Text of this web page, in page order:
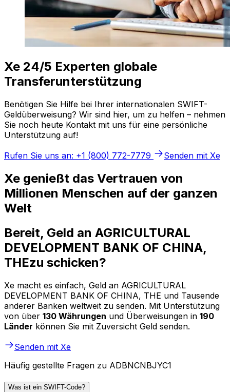
Xe 24/5 Experten globale
Transferunterstützung
Benötigen Sie Hilfe bei Ihrer internationalen SWIFT-
Geldüberweisung? Wir sind hier, um zu helfen – nehmen
Sie noch heute Kontakt mit uns für eine persönliche
Unterstützung auf!
Rufen Sie uns an: +1 (800) 772-7779
Senden mit Xe
Xe genießt das Vertrauen von
Millionen Menschen auf der ganzen
Welt
Bereit, Geld an AGRICULTURAL
DEVELOPMENT BANK OF CHINA,
THEzu schicken?
Xe macht es einfach, Geld an AGRICULTURAL
DEVELOPMENT BANK OF CHINA, THE und Tausende
anderer Banken weltweit zu senden. Mit Unterstützung
von über 130 Währungen und Überweisungen in 190
Länder können Sie mit Zuversicht Geld senden.
Senden mit Xe
Häufig gestellte Fragen zu ADBNCNBJYC1
Was ist ein SWIFT-Code?